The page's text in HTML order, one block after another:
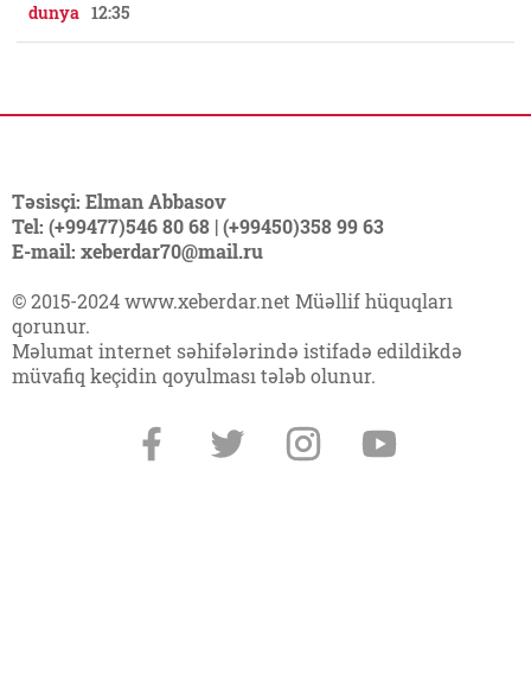
dunya 12:35
Təsisçi: Elman Abbasov
Tel: (+99477)546 80 68 | (+99450)358 99 63
E-mail: xeberdar70@mail.ru
© 2015-2024 www.xeberdar.net Müəllif hüquqları
qorunur.
Məlumat internet səhifələrində istifadə edildikdə
müvafiq keçidin qoyulması tələb olunur.